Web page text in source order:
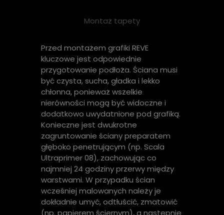
Montaż tapety
Przed montażem grafiki REVE
kluczowe jest odpowiednie
przygotowanie podłoża. Ściana musi
być czysta, sucha, gładka i lekko
chłonna, ponieważ wszelkie
nierówności mogą być widoczne i
dodatkowo uwydatnione pod grafiką.
Konieczne jest dwukrotne
zagruntowanie ściany preparatem
głęboko penetrującym (np. Scala
Ultraprimer 08), zachowując co
najmniej 24 godziny przerwy między
warstwami. W przypadku ścian
wcześniej malowanych należy je
dokładnie umyć, odtłuścić, zmatowić